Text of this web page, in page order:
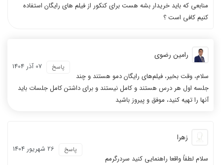
نظر شیوا رضازاد
منابعی که باید خریدار بشه هست برای کنکور از فیلم های رایگان استفاده
کنیم کافی است ؟
رامین رضوی
07 آذر 1404 پاسخ
سلام، وقت بخیر، فیلم‌های رایگان دمو هستند و چند
جلسه اول هر درس هستند و کامل نیستند و برای داشتن کامل جلسات باید
آنها را تهیه کنید، موفق و پیروز باشید
زهرا
26 شهریور 1404 پاسخ
سلام لطفاً واقعا راهنمایی کنید سردرگرمم